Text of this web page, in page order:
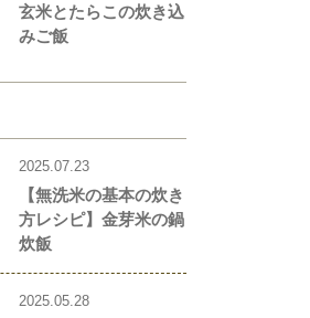
玄米とたらこの炊き込
みご飯
2025.07.23
【無洗米の基本の炊き
方レシピ】金芽米の鍋
炊飯
2025.05.28